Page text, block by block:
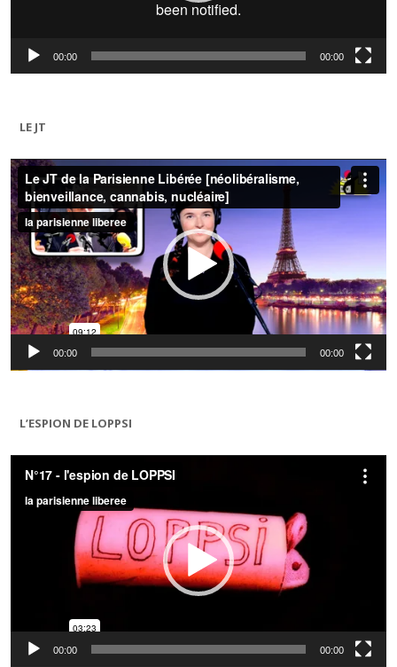
00:00 00:00
LE JT
Lecteur
vidéo
00:00 00:00
L’ESPION DE LOPPSI
Lecteur
vidéo
00:00 00:00